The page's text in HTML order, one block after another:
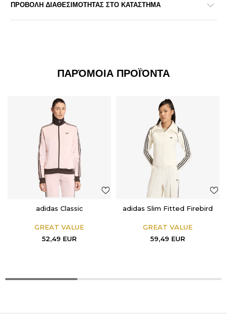
ΠΡΟΒΟΛΗ ΔΙΑΘΕΣΙΜΟΤΗΤΑΣ ΣΤΟ ΚΑΤΑΣΤΗΜΑ
ΠΑΡΌΜΟΙΑ ΠΡΟΪΌΝΤΑ
adidas Classic
GREAT VALUE
52,49 EUR
adidas Slim Fitted Firebird
GREAT VALUE
59,49 EUR